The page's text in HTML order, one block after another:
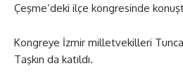
Çeşme’deki ilçe kongresinde
Kongreye İzmir milletvekilleri
Taşkın da katıldı.